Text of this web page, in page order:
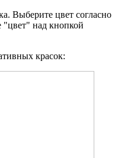
Выберите цвет согласно
"цвет" над кнопкой
красок: